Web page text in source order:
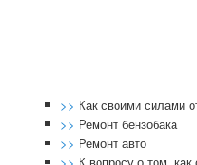
>> Как своими силами
>> Ремонт бензобака
>> Ремонт авто
>> К вопросу о том,